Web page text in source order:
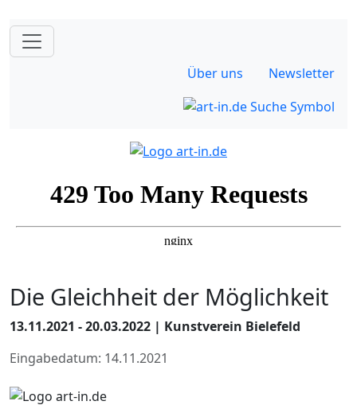
Über uns Newsletter
Die Gleichheit der Möglichkeit
13.11.2021 - 20.03.2022 | Kunstverein Bielefeld
Eingabedatum: 14.11.2021